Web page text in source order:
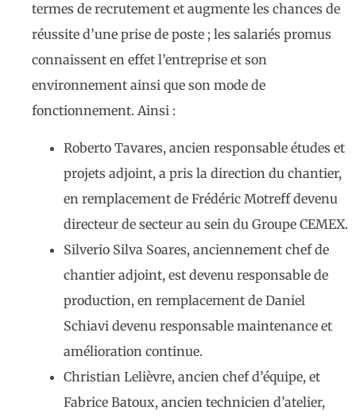
termes de recrutement et augmente les chances de
réussite d’une prise de poste ; les salariés promus
connaissent en effet l’entreprise et son
environnement ainsi que son mode de
fonctionnement. Ainsi :
Roberto Tavares, ancien responsable études et
projets adjoint, a pris la direction du chantier,
en remplacement de Frédéric Motreff devenu
directeur de secteur au sein du Groupe CEMEX.
Silverio Silva Soares, anciennement chef de
chantier adjoint, est devenu responsable de
production, en remplacement de Daniel
Schiavi devenu responsable maintenance et
amélioration continue.
Christian Lelièvre, ancien chef d’équipe, et
Fabrice Batoux, ancien technicien d’atelier,